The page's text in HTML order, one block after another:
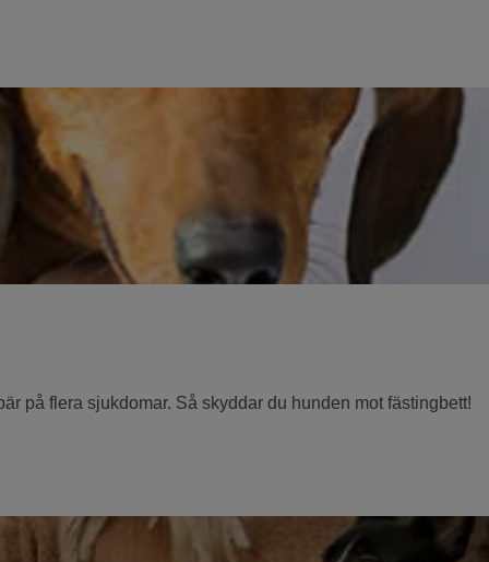
på flera sjukdomar. Så skyddar du hunden mot fästingbett!